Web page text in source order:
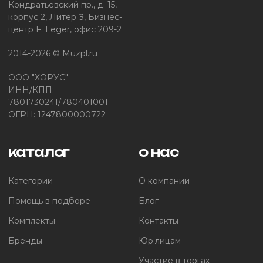
Кондратьевский пр., д. 15,
корпус 2, Литер З, Бизнес-
центр F. Leger, офис 209-2
2014-2026 © Muzpl.ru
ООО "ХОРУС"
ИНН/КПП:
7801730241/780401001
ОГРН: 1247800000722
каталог
Категории
Помощь в подборе
Комплекты
Бренды
о нас
О компании
Блог
Контакты
Юр.лицам
Участие в торгах